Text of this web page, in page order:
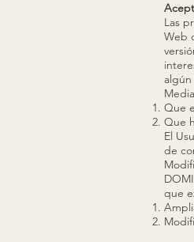
Las
Web
Que
Que
El
de
que